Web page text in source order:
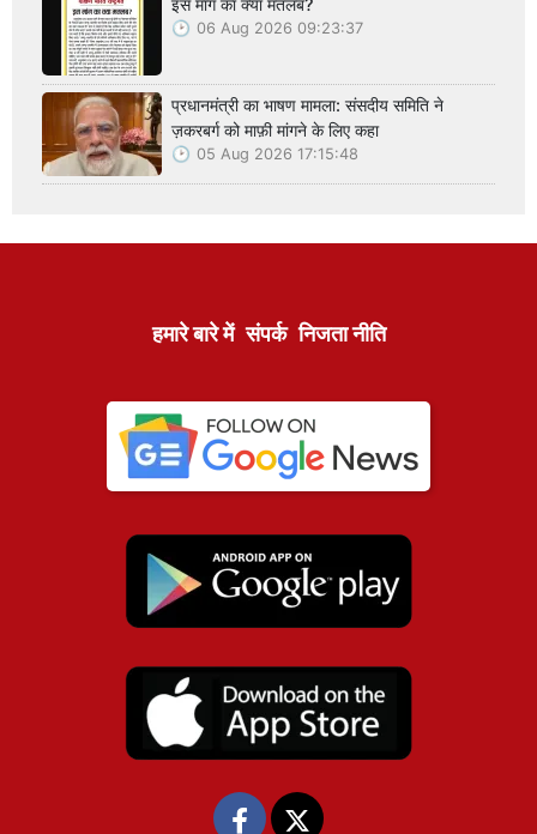
इस मांग का क्या मतलब?
06 Aug 2026 09:23:37
प्रधानमंत्री का भाषण मामला: संसदीय समिति ने
ज़करबर्ग को माफ़ी मांगने के लिए कहा
05 Aug 2026 17:15:48
हमारे बारे में संपर्क निजता नीति